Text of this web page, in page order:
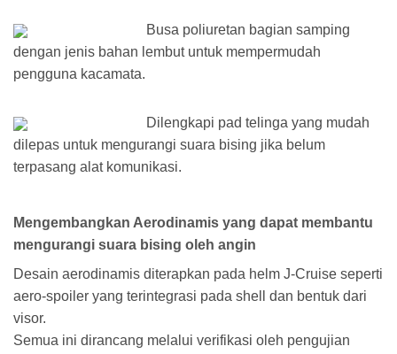
Busa poliuretan bagian samping
dengan jenis bahan lembut untuk mempermudah
pengguna kacamata.
Dilengkapi pad telinga yang mudah
dilepas untuk mengurangi suara bising jika belum
terpasang alat komunikasi.
Mengembangkan Aerodinamis yang dapat membantu
mengurangi suara bising oleh angin
Desain aerodinamis diterapkan pada helm J-Cruise seperti
aero-spoiler yang terintegrasi pada shell dan bentuk dari
visor.
Semua ini dirancang melalui verifikasi oleh pengujian